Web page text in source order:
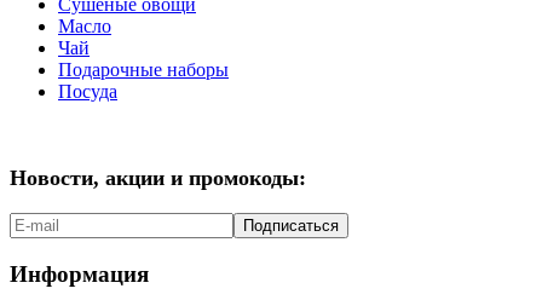
Сушеные овощи
Масло
Чай
Подарочные наборы
Посуда
Новости, акции и промокоды:
Подписаться
Информация